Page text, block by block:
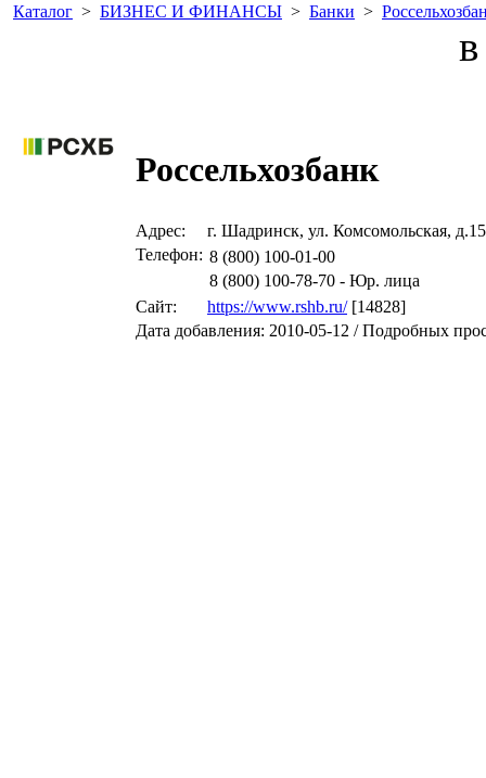
Каталог > БИЗНЕС И ФИНАНСЫ > Банки >
Россельхозбанк
Адрес:
г. Шадринск, ул. Комсомольская, д.15
Телефон: 8 (800) 100-01-00
8 (800) 100-78-70 - Юр. лица
Сайт:
https://www.rshb.ru/[14828]
Дата добавления: 2010-05-12 / Подробных